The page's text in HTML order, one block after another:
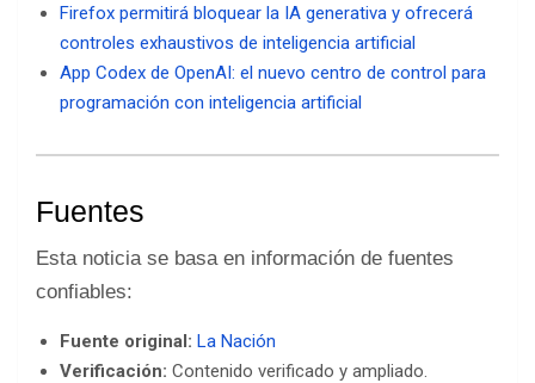
Firefox permitirá bloquear la IA generativa y ofrecerá
controles exhaustivos de inteligencia artificial
App Codex de OpenAI: el nuevo centro de control para
programación con inteligencia artificial
Fuentes
Esta noticia se basa en información de fuentes
confiables:
Fuente original: La Nación
Verificación: Contenido verificado y ampliado.